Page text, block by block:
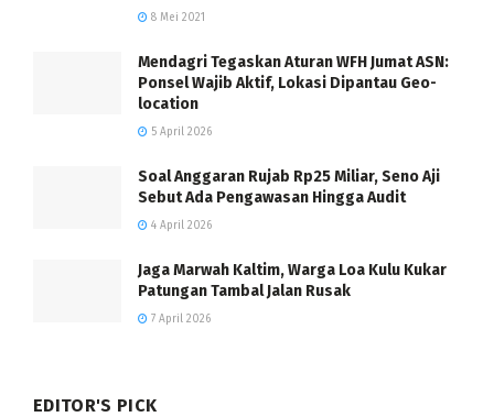
8 Mei 2021
Mendagri Tegaskan Aturan WFH Jumat ASN:
Ponsel Wajib Aktif, Lokasi Dipantau Geo-
location
5 April 2026
Soal Anggaran Rujab Rp25 Miliar, Seno Aji
Sebut Ada Pengawasan Hingga Audit
4 April 2026
Jaga Marwah Kaltim, Warga Loa Kulu Kukar
Patungan Tambal Jalan Rusak
7 April 2026
EDITOR'S PICK